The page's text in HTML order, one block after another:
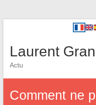
Laurent
Actu
Comment ne